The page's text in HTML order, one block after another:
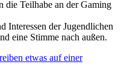
die Teilhabe an der Gaming
Interessen der Jugendlichen
eine Stimme nach außen.